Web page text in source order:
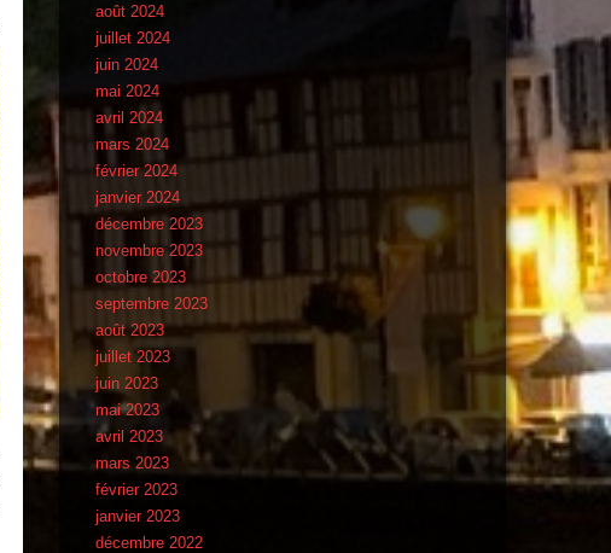
août 2024
juillet 2024
juin 2024
mai 2024
avril 2024
mars 2024
février 2024
janvier 2024
décembre 2023
novembre 2023
octobre 2023
septembre 2023
août 2023
juillet 2023
juin 2023
mai 2023
avril 2023
mars 2023
février 2023
janvier 2023
décembre 2022